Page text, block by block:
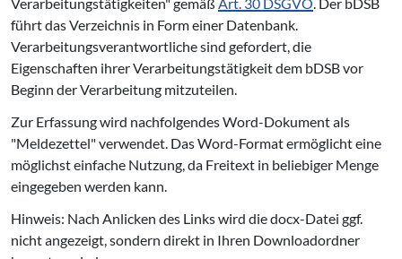
führt das Verzeichnis in Form einer Datenbank.
Verarbeitungsverantwortliche sind gefordert, die
Eigenschaften ihrer Verarbeitungstätigkeit dem bDSB vor
Beginn der Verarbeitung mitzuteilen.
Zur Erfassung wird nachfolgendes Word-Dokument als
"Meldezettel" verwendet. Das Word-Format ermöglicht eine
möglichst einfache Nutzung, da Freitext in beliebiger Menge
eingegeben werden kann.
Hinweis: Nach Anlicken des Links wird die docx-Datei ggf.
nicht angezeigt, sondern direkt in Ihren Downloadordner